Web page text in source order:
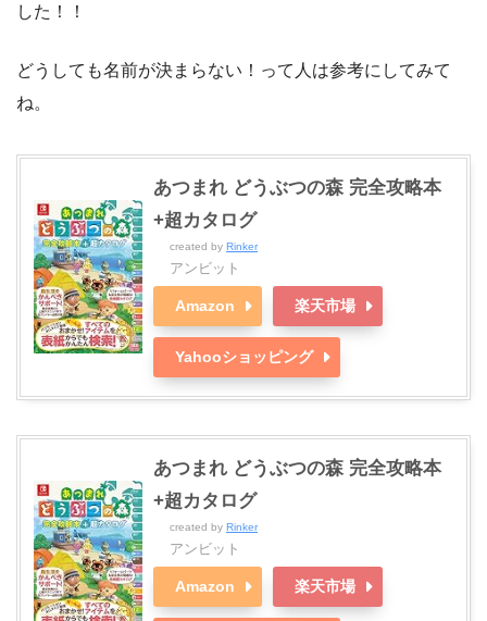
した！！
どうしても名前が決まらない！って人は参考にしてみて
ね。
あつまれ どうぶつの森 完全攻略本
+超カタログ
created by Rinker
アンビット
Amazon 楽天市場
Yahooショッピング
あつまれ どうぶつの森 完全攻略本
+超カタログ
created by Rinker
アンビット
Amazon 楽天市場